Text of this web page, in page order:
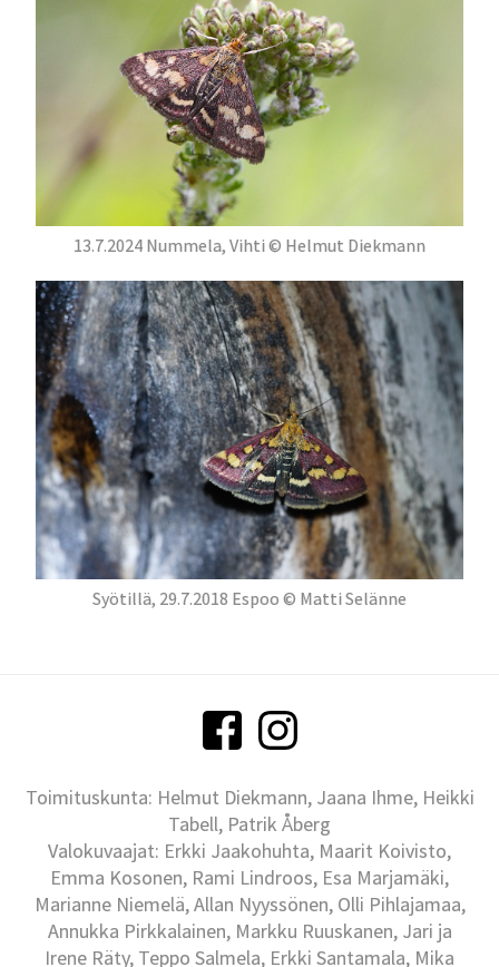
13.7.2024 Nummela, Vihti © Helmut Diekmann
Syötillä, 29.7.2018 Espoo © Matti Selänne
Toimituskunta: Helmut Diekmann, Jaana Ihme, Heikki
Tabell, Patrik Åberg
Valokuvaajat: Erkki Jaakohuhta, Maarit Koivisto,
Emma Kosonen, Rami Lindroos, Esa Marjamäki,
Marianne Niemelä, Allan Nyyssönen, Olli Pihlajamaa,
Annukka Pirkkalainen, Markku Ruuskanen, Jari ja
Irene Räty, Teppo Salmela, Erkki Santamala, Mika